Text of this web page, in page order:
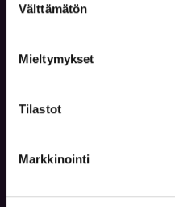
valinta
Välttämätön
Mieltymykset
Tilastot
Markkinointi
YRITYKSEN